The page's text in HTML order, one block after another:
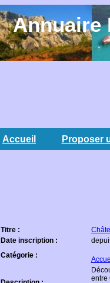
Annuaire
Accueil Proposer
Titre :
Date inscription :
Catégorie :
entre